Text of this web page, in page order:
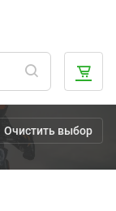
Очистить выбор